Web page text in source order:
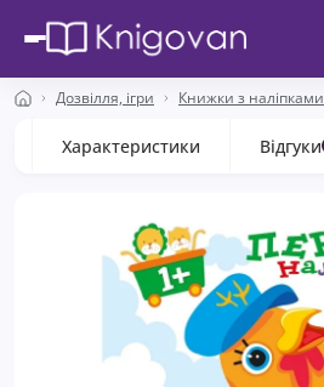
Дозвілля, ігри Книжки з наліпками
Характеристики Відгуки